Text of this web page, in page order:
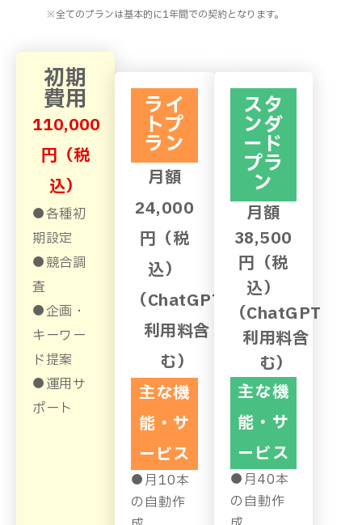
※全てのプランは基本的に1年間での契約となります。
初期
費用
110,000
円 （税
込）
●各種初
期設定
●競合調
査
●企画・
キーワー
ド提案
●運用サ
ポート
ライ
トプ
ラン
月額
24,000
円 （税
込）
（ChatGPT
利用料含
む）
主な機
能・サ
ービス
●月10本
の自動作
スタ
ンダ
ード
プラ
ン
月額
38,500
円 （税
込）
（ChatGPT
利用料含
む）
主な機
能・サ
ービス
●月40本
の自動作